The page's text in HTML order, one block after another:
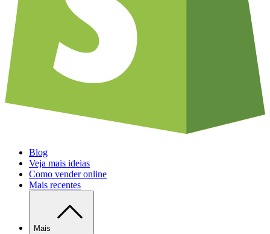
Blog
Veja mais ideias
Como vender online
Mais recentes
Mais